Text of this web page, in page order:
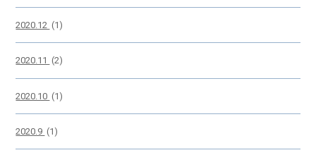
2020.12 (1)
2020.11 (2)
2020.10 (1)
2020.9 (1)